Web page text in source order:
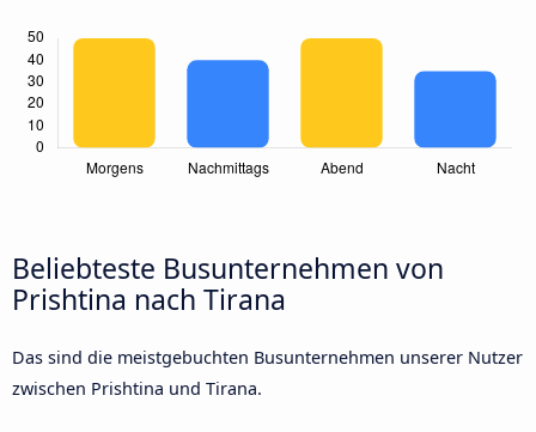
Beliebteste Busunternehmen von
Prishtina nach Tirana
Das sind die meistgebuchten Busunternehmen unserer Nutzer
zwischen Prishtina und Tirana.